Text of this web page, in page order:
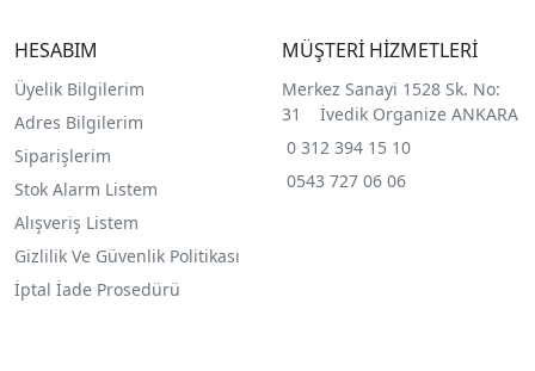
HESABIM
Üyelik Bilgilerim
Adres Bilgilerim
Siparişlerim
Stok Alarm Listem
Alışveriş Listem
Gizlilik Ve Güvenlik Politikası
İptal İade Prosedürü
MÜŞTERİ HİZMETLERİ
Merkez Sanayi 1528 Sk. No:
31 İvedik Organize ANKARA
0 312 394 15 10
0543 727 06 06